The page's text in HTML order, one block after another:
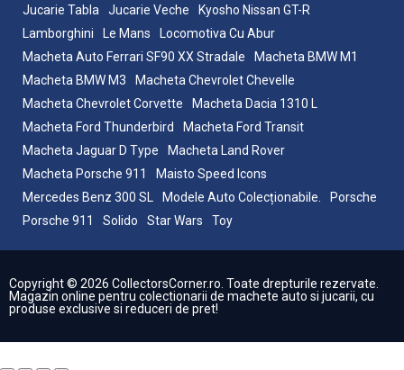
Jucarie Tabla
Jucarie Veche
Kyosho Nissan GT-R
Lamborghini
Le Mans
Locomotiva Cu Abur
Macheta Auto Ferrari SF90 XX Stradale
Macheta BMW M1
Macheta BMW M3
Macheta Chevrolet Chevelle
Macheta Chevrolet Corvette
Macheta Dacia 1310 L
Macheta Ford Thunderbird
Macheta Ford Transit
Macheta Jaguar D Type
Macheta Land Rover
Macheta Porsche 911
Maisto Speed Icons
Mercedes Benz 300 SL
Modele Auto Colecționabile.
Porsche
Porsche 911
Solido Star Wars Toy
Copyright © 2026 CollectorsCorner.ro. Toate drepturile rezervate.
Magazin online pentru colectionarii de machete auto si jucarii, cu
produse exclusive si reduceri de pret!